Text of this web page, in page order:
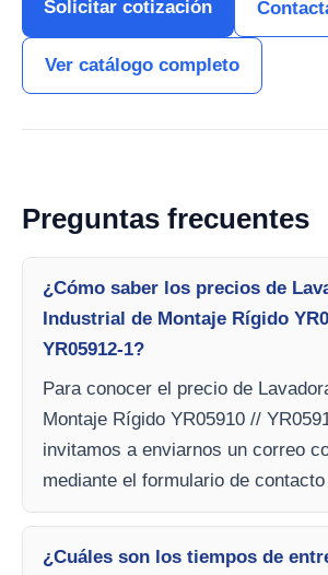
Solicitar cotización
Ver catálogo completo
Preguntas frecuentes
¿Cómo saber los precios de
Industrial de Montaje Rígido
YR05912-1?
Para conocer el precio de
Montaje Rígido YR05910 //
invitamos a enviarnos un correo
mediante el formulario de contacto
¿Cuáles son los tiempos de